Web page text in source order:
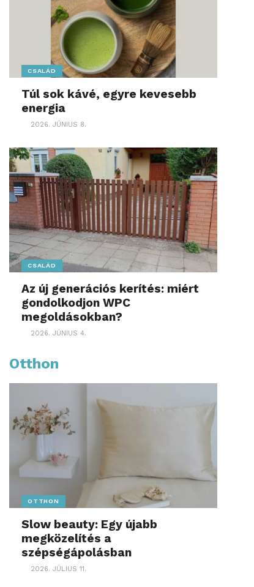
CSALÁD
Túl sok kávé, egyre kevesebb
energia
2026. JÚNIUS 8.
CSALÁD
Az új generációs kerítés: miért
gondolkodjon WPC
megoldásokban?
2026. JÚNIUS 4.
Otthon
OTTHON
Slow beauty: Egy újabb
megközelítés a
szépségápolásban
2026. JÚLIUS 11.